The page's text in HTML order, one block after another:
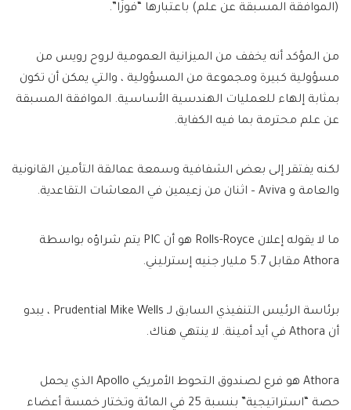
(الموافقة المسبقة عن علم) باعتبارها “فوزًا”.
من المؤكد أنه يخفف من الميزانية العمومية لروح رويس من
مسؤولية كبيرة ومجموعة من المسؤولية ، والتي يمكن أن تكون
بمثابة إلهاء للعمليات الهندسية الأساسية. الموافقة المسبقة
عن علم محترمة بما فيه الكفاية.
لكنه يفتقر إلى بعض الشفافية وسمعة عمالقة التأمين القانونية
والعامة و Aviva – اثنان من زعيمين في المعاشات التقاعدية.
ما لا يقوله إعلان Rolls-Royce هو أن PIC يتم شراؤه بواسطة
Athora مقابل 5.7 مليار جنيه إسترليني.
برئاسة الرئيس التنفيذي السابق لـ Prudential Mike Wells ، يبدو
أن Athora في أيد أمينة. لا ينتهي هناك.
Athora هو فرع لصندوق التحوط الأمريكي Apollo الذي يحمل
حصة “استراتيجية” بنسبة 25 في المائة وتختار خمسة أعضاء